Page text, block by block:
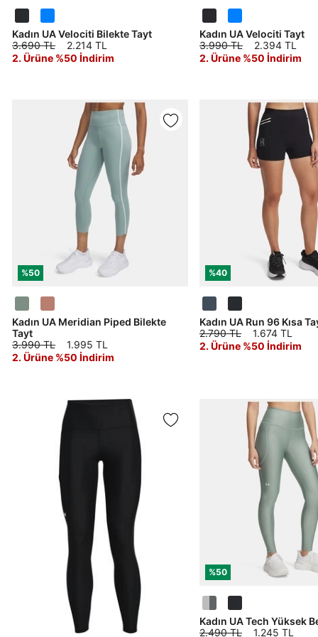
Kadın UA Velociti Bilekte Tayt
3.690 TL
2.214 TL
2. Ürüne %50 İndirim
Kadın UA Velociti Tayt
3.990 TL
2.394 TL
2. Ürüne %50 İndirim
%50
Kadın UA Meridian Piped Bilekte
Tayt
3.990 TL
1.995 TL
2. Ürüne %50 İndirim
%40
Kadın UA Run 96 Kısa
2.790 TL
1.674 TL
2. Ürüne %50 İndirim
%50
Kadın UA Tech Yüksek
2.490 TL
1.245 TL
En az 8 karakter
Bir küçük harf karakter
Bir rakam
En az 1 özel karakter
Aşağıdakileri okudum ve kabul ediyorum:
Kişisel verileriniz Aydınlatma Metni
Hüküm ve Koşullar
uyarınca işlenecektir. Kişisel verilerimin Doğuş
Perakende Satış Giyim ve Aksesuar Ticaret A.Ş.
tarafından ticari elektronik ileti gönderilmesi amacıyla
işlenmesini kabul ediyorum.
Kişisel verilerimin Doğuş Perakende Satış Giyim ve
Aksesuar Ticaret A.Ş. bünyesinde yer alan
verilerimin kişiselleştirilmiş reklamcılık faaliyeti
amacıyla işlenmesini kabul ediyorum.
Kimlik, iletişim ve müşteri işlem verilerimin alınan
internet sitesi altyapı hizmetlerinin sunucularının yurt
dışında bulunması sebebiyle yurt dışında mukim
Amazon Inc. ve Google LLC. ile paylaşılmasını kabul
ediyorum.